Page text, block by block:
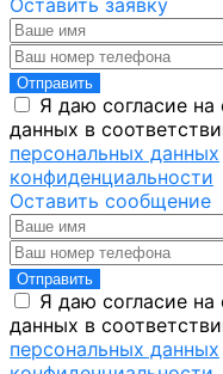
Отправить
Я даю согласие
данных в
персональных данных
конфиденциальности
Оставить сообщение
Отправить
Я даю согласие
данных в
персональных данных